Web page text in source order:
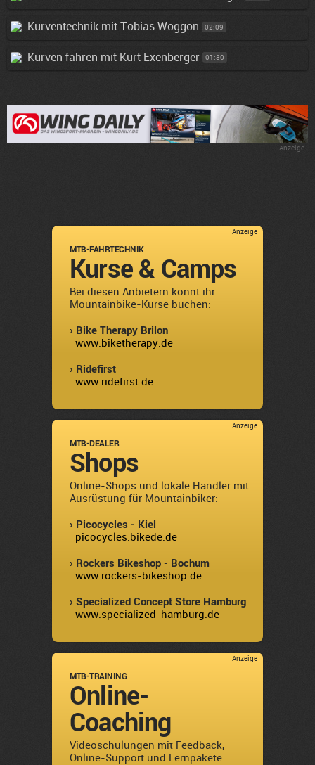
Kurventechnik mit Tobias Woggon 02:09
Kurven fahren mit Kurt Exenberger 01:30
Anzeige
Anzeige
MTB-FAHRTECHNIK
Kurse & Camps
Bei diesen Anbietern könnt ihr
Mountainbike-Kurse buchen:
› Bike Therapy Brilon
www.biketherapy.de
› Ridefirst
www.ridefirst.de
Anzeige
MTB-DEALER
Shops
Online-Shops und lokale Händler mit
Ausrüstung für Mountainbiker:
› Picocycles - Kiel
picocycles.bikede.de
› Rockers Bikeshop - Bochum
www.rockers-bikeshop.de
› Specialized Concept Store Hamburg
www.specialized-hamburg.de
Anzeige
MTB-TRAINING
Online-
Coaching
Videoschulungen mit Feedback,
Online-Support und Lernpakete: